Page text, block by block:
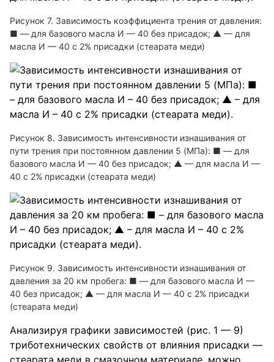
Рисунок 7. Зависимость коэффициента трения от давления:
■ — для базового масла И — 40 без присадок; ▲ — для
масла И — 40 с 2% присадки (стеарата меди)
Рисунок 8. Зависимость интенсивности изнашивания от
пути трения при постоянном давлении 5 (МПа): ■ — для
базового масла И — 40 без присадок; ▲ — для масла И —
40 с 2% присадки (стеарата меди)
Рисунок 9. Зависимость интенсивности изнашивания от
давления за 20 км пробега: ■ — для базового масла И —
40 без присадок; ▲ — для масла И — 40 с 2% присадки
(стеарата меди)
Анализируя графики зависимостей (рис. 1 — 9)
триботехнических свойств от влияния присадки —
стеарата меди в смазочном материале, можно